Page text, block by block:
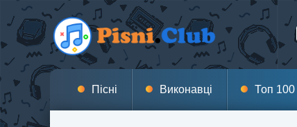
Пісні Виконавці Топ 100